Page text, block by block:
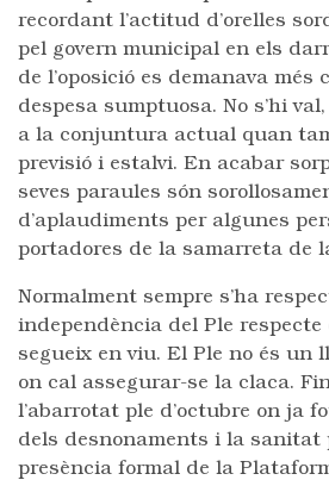
recordant l’actitud d’orelles
pel govern municipal en els
de l’oposició es demanava
despesa sumptuosa. No s’hi
a la conjuntura actual quan
previsió i estalvi. En acabar
seves paraules són
d’aplaudiments per algunes
portadores de la samarreta de
Normalment sempre s’ha
independència del Ple
segueix en viu. El Ple no és un
on cal assegurar-se la claca.
l’abarrotat ple d’octubre on ja
dels desnonaments i la sanitat
presència formal de la